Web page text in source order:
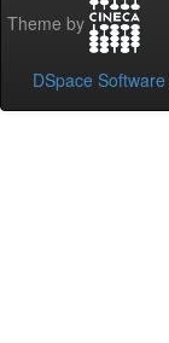
Theme by
DSpace Software